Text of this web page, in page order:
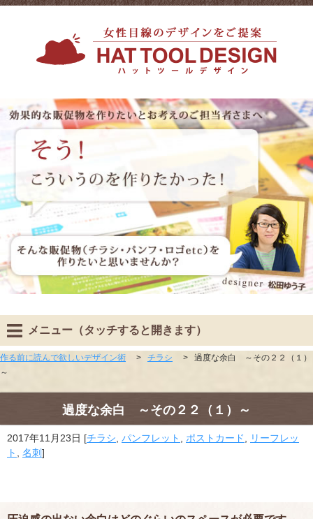
メニュー（タッチすると開きます）
作る前に読んで欲しいデザイン術 > チラシ >
過度な余白 ～その２２（１）
～
過度な余白 ～その２２（１）～
2017年11月23日 [チラシ パンフレット ポストカード
リーフレッ
ト
名刺]